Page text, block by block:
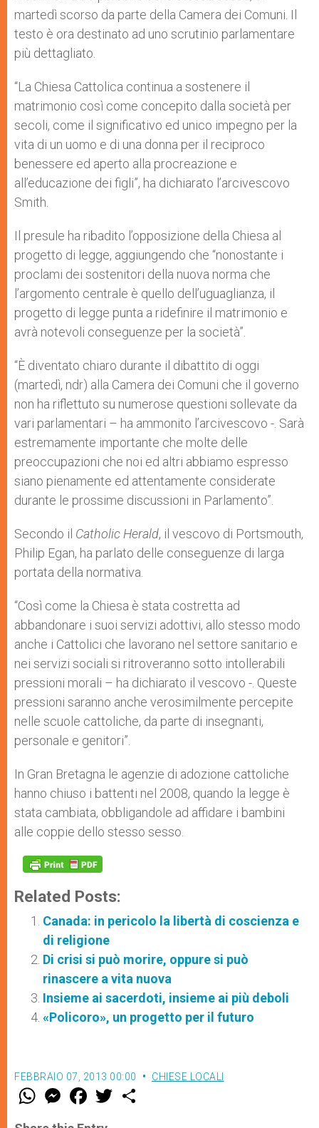
martedì scorso da parte della Camera dei Comuni. Il
testo è ora destinato ad uno scrutinio parlamentare
più dettagliato.
“La Chiesa Cattolica continua a sostenere il
matrimonio così come concepito dalla società per
secoli, come il significativo ed unico impegno per la
vita di un uomo e di una donna per il reciproco
benessere ed aperto alla procreazione e
all’educazione dei figli”, ha dichiarato l’arcivescovo
Smith.
Il presule ha ribadito l’opposizione della Chiesa al
progetto di legge, aggiungendo che “nonostante i
proclami dei sostenitori della nuova norma che
l’argomento centrale è quello dell’uguaglianza, il
progetto di legge punta a ridefinire il matrimonio e
avrà notevoli conseguenze per la società”.
“È diventato chiaro durante il dibattito di oggi
(martedì, ndr) alla Camera dei Comuni che il governo
non ha riflettuto su numerose questioni sollevate da
vari parlamentari – ha ammonito l’arcivescovo -. Sarà
estremamente importante che molte delle
preoccupazioni che noi ed altri abbiamo espresso
siano pienamente ed attentamente considerate
durante le prossime discussioni in Parlamento”.
Secondo il Catholic Herald, il vescovo di Portsmouth,
Philip Egan, ha parlato delle conseguenze di larga
portata della normativa.
“Così come la Chiesa è stata costretta ad
abbandonare i suoi servizi adottivi, allo stesso modo
anche i Cattolici che lavorano nel settore sanitario e
nei servizi sociali si ritroveranno sotto intollerabili
pressioni morali – ha dichiarato il vescovo -. Queste
pressioni saranno anche verosimilmente percepite
nelle scuole cattoliche, da parte di insegnanti,
personale e genitori”.
In Gran Bretagna le agenzie di adozione cattoliche
hanno chiuso i battenti nel 2008, quando la legge è
stata cambiata, obbligandole ad affidare i bambini
alle coppie dello stesso sesso.
Related Posts:
Canada: in pericolo la libertà di coscienza e
di religione
Di crisi si può morire, oppure si può
rinascere a vita nuova
Insieme ai sacerdoti, insieme ai più deboli
«Policoro», un progetto per il futuro
FEBBRAIO 07, 2013 00:00 CHIESE LOCALI
W
t
M
e
s
F
a
e
w